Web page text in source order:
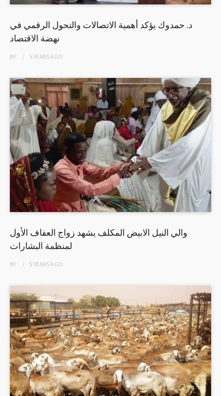
د. حمدوك يؤكد أهمية الاتصالات والتحول الرقمي في
نهضة الاقتصاد
BY 5 YEARSAGO
والي النيل الابيض المكلف يشهد زواج العفاف الأول
لمنظمة البشارات
BY 5 YEARSAGO